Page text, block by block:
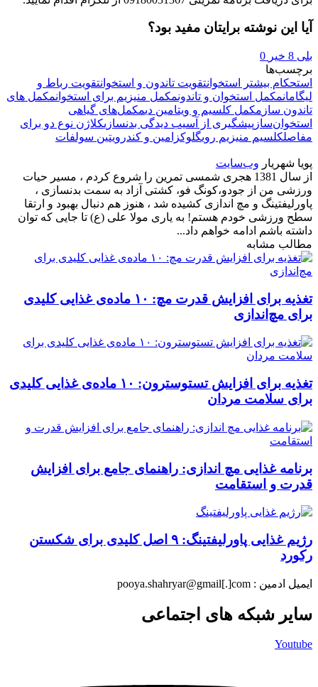
آیا این نوشته برایتان مفید بود؟
بلی 8 خیر 0
برچسب‌ها
استحکام بیشتر استخوانتقویت تاندون و استخوانتقویت رباط و
لیگامانمکمل استخوان و تاندونمکمل منیزیم برای استخوانمکمل های
تاندون ساز مکمل کلسیم و ویتامین دیمکمل‌های گیاهی
استخوان‌ساز پیشگیری از آسیب دیدگی بدنسازیکلاژن نوع دو برای
مفاصلکلسیم منیزیم رویگلوکزامین و کندرویتین سولفات
پویا شهریار وب‌سایت
از سال 1381 هجری شمسی تمرین را شروع کردم ، مسیر حیات
ورزشی من از جودو،کونگ فو، کشتی آزاد به سمت بدنسازی ،
پاورلیفتینگ و مچ اندازی کشیده شد ، هنوز هم دنبال بهبود و ارتقا
سطح ورزشی خودم هستم! به یاری مولا علی (ع) تا جایی که توان
داشته باشم ادامه خواهم داد...
مطالب مشابه
تغذیه برای افزایش قدرت مچ: ۱۰ ماده‌ی غذایی کلیدی
برای مچ‌اندازی
تغذیه برای افزایش تستوسترون: ۱۰ ماده‌ی غذایی کلیدی
برای سلامت مردان
برنامه غذایی مچ اندازی: راهنمای جامع برای افزایش
قدرت و استقامت
رژیم غذایی پاورلیفتینگ: ۹ اصل کلیدی برای شکستن
رکورد
ایمیل ادمین : pooya.shahryar@gmail[.]com
سایر شبکه های اجتماعی
Youtube